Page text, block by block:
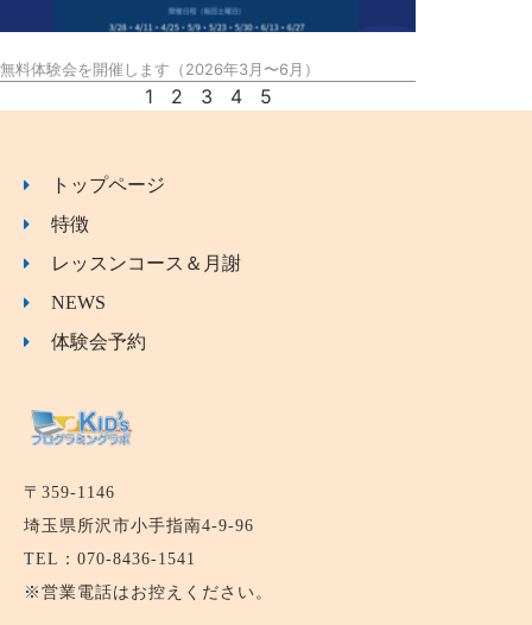
無料体験会を開催します（2026年3月〜6月）
1 2 3 4 5
〒359-1146
埼玉県所沢市小手指南4-9-96
TEL：070-8436-1541
※営業電話はお控えください。
トップページ
特徴
レッスンコース＆月謝
NEWS
体験会予約